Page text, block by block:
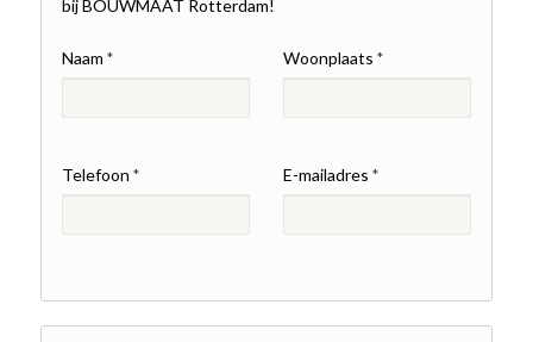
bij BOUWMAAT Rotterdam!
Naam* Woonplaats*
Telefoon* E-mailadres*